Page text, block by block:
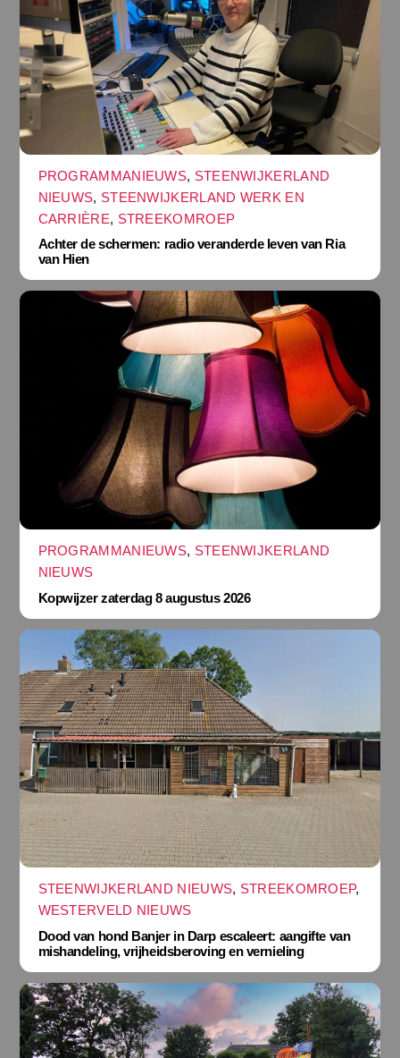
PROGRAMMANIEUWS, STEENWIJKERLAND
NIEUWS, STEENWIJKERLAND WERK EN
CARRIÈRE, STREEKOMROEP
Achter de schermen: radio veranderde leven van Ria
van Hien
PROGRAMMANIEUWS, STEENWIJKERLAND
NIEUWS
Kopwijzer zaterdag 8 augustus 2026
STEENWIJKERLAND NIEUWS, STREEKOMROEP,
WESTERVELD NIEUWS
Dood van hond Banjer in Darp escaleert: aangifte van
mishandeling, vrijheidsberoving en vernieling